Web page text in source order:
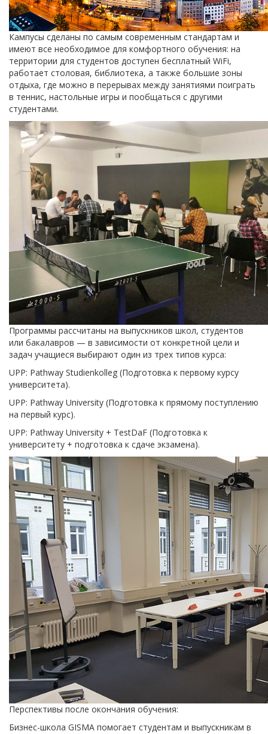
Кампусы сделаны по самым современным стандартам и
имеют все необходимое для комфортного обучения: на
территории для студентов доступен бесплатный WiFi,
работает столовая, библиотека, а также большие зоны
отдыха, где можно в перерывах между занятиями поиграть
в теннис, настольные игры и пообщаться с другими
студентами.
Программы рассчитаны на выпускников школ, студентов
или бакалавров — в зависимости от конкретной цели и
задач учащиеся выбирают один из трех типов курса:
UPP: Pathway Studienkolleg (Подготовка к первому курсу
университета).
UPP: Pathway University (Подготовка к прямому поступлению
на первый курс).
UPP: Pathway University + TestDaF (Подготовка к
университету + подготовка к сдаче экзамена).
Перспективы после окончания обучения:
Бизнес-школа GISMA помогает студентам и выпускникам в